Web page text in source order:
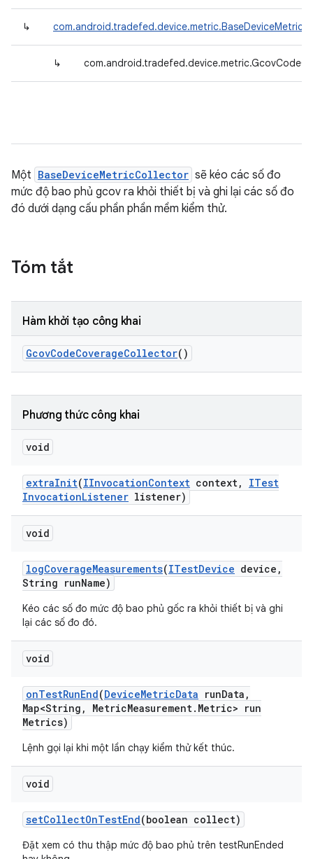
↳
↳
Một BaseDeviceMetricCollector sẽ kéo các số đo
mức độ bao phủ gcov ra khỏi thiết bị và ghi lại các số đo
đó dưới dạng cấu phần phần mềm kiểm thử.
Tóm tắt
Hàm khởi tạo công khai
GcovCodeCoverageCollector()
Phương thức công khai
void
extraInit(IInvocationContext context,
ITest
InvocationListener listener)
void
logCoverageMeasurements(ITestDevice device ,
String runName)
Kéo các số đo mức độ bao phủ gốc ra khỏi thiết bị và ghi
lại các số đo đó.
void
onTestRunEnd(DeviceMetricData runData ,
Map<String , MetricMeasurement. Metric> run
Metrics)
Lệnh gọi lại khi một lần chạy kiểm thử kết thúc.
void
setCollectOnTestEnd(boolean collect)
Đặt xem có thu thập mức độ bao phủ trên testRunEnded